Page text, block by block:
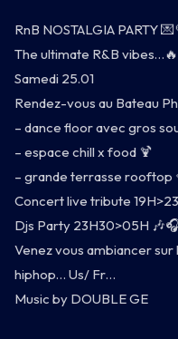
RnB NOSTALGIA PARTY
The ultimate R&B
Samedi 25.01
Rendez-vous au Bateau
– dance floor avec gros
– espace chill x food 🍹
– grande terrasse rooftop
Concert live tribute
Djs Party 23H30>05H
Venez vous ambiancer
hiphop… Us/ Fr…
Music by DOUBLE GE